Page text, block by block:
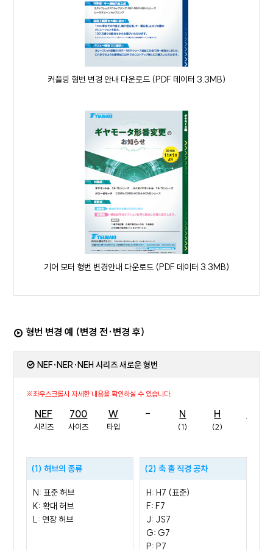
커플링 형번 변경 안내 다운로드 (PDF 데이터 3.3MB)
기어 모터 형번 변경안내 다운로드 (PDF 데이터 3.3MB)
형번 변경 예 (변경 전·변경 후)
NEF·NER·NEH 시리즈 새로운 형번
NEF 700 W - N H
시리즈 사이즈 타입 (1) (2)
(1) 허브의 종류
N: 표준 허브
K: 확대 허브
L: 연장 허브
(2) 축 홀 직경 공차
H: H7 (표준)
F: F7
J: JS7
G: G7
P: P7